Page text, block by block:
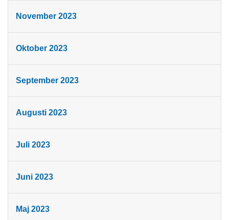
November 2023
Oktober 2023
September 2023
Augusti 2023
Juli 2023
Juni 2023
Maj 2023